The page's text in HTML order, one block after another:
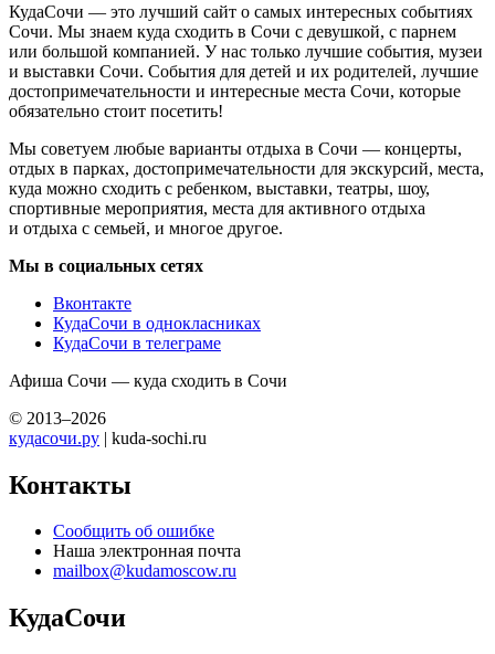
КудаСочи — это лучший сайт о самых интересных событиях
Сочи. Мы знаем куда сходить в Сочи с девушкой, с парнем
или большой компанией. У нас только лучшие события, музеи
и выставки Сочи. События для детей и их родителей, лучшие
достопримечательности и интересные места Сочи, которые
обязательно стоит посетить!
Мы советуем любые варианты отдыха в Сочи — концерты,
отдых в парках, достопримечательности для экскурсий, места,
куда можно сходить с ребенком, выставки, театры, шоу,
спортивные мероприятия, места для активного отдыха
и отдыха с семьей, и многое другое.
Мы в социальных сетях
Вконтакте
КудаСочи в однокласниках
КудаСочи в телеграме
Афиша Сочи — куда сходить в Сочи
© 2013–2026
кудасочи.ру | kuda-sochi.ru
Контакты
Сообщить об ошибке
Наша электронная почта
mailbox@kudamoscow.ru
КудаСочи